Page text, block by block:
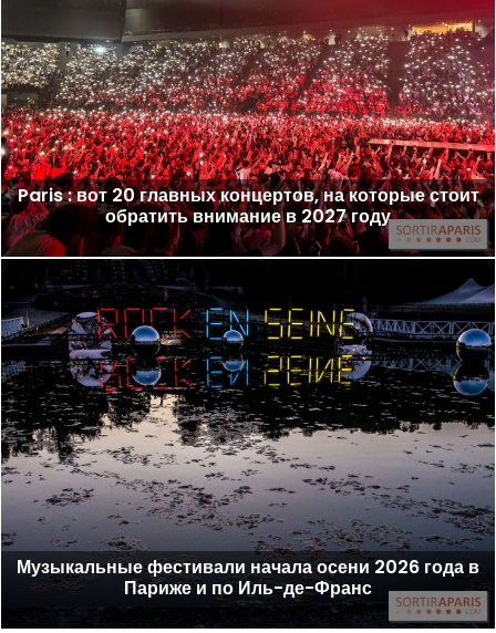
Paris : вот 20 главных концертов, на которые стоит
обратить внимание в 2027 году
Музыкальные фестивали начала осени 2026 года в
Париже и по Иль-де-Франс